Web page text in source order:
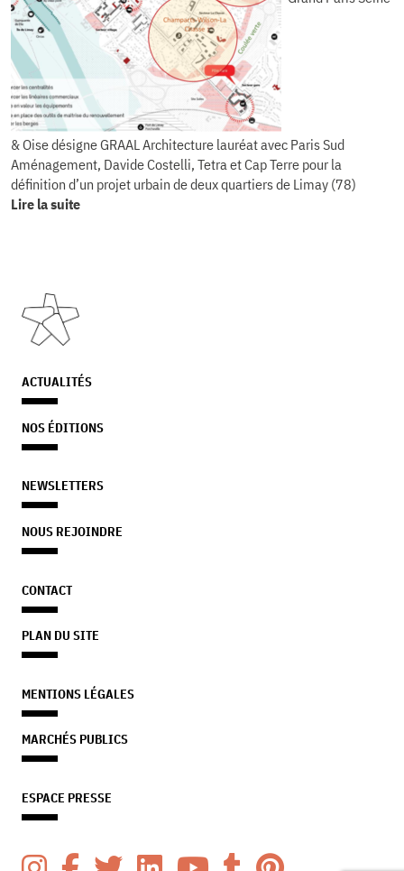
& Oise désigne GRAAL Architecture lauréat avec Paris Sud
Aménagement, Davide Costelli, Tetra et Cap Terre pour la
définition d’un projet urbain de deux quartiers de Limay (78)
Lire la suite
ACTUALITÉS
NOS ÉDITIONS
NEWSLETTERS
NOUS REJOINDRE
CONTACT
PLAN DU SITE
MENTIONS LÉGALES
MARCHÉS PUBLICS
ESPACE PRESSE